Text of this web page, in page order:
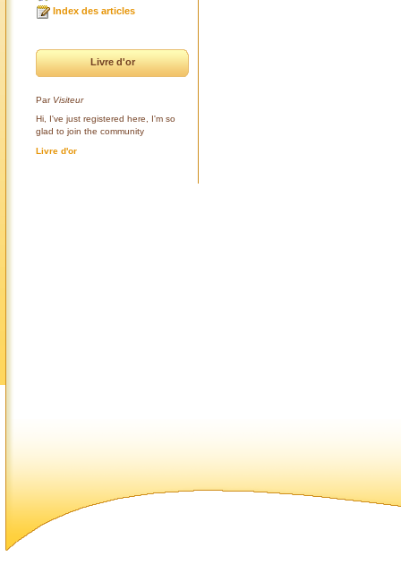
Index des articles
Livre d'or
Par Visiteur
Hi, I've just registered here, I'm so
glad to join the community
Livre d'or